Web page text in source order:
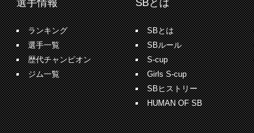
選手情報
ランキング
選手一覧
歴代チャンピオン
ジム一覧
SBとは
SBとは
SBルール
S-cup
Girls S-cup
SBヒストリー
HUMAN OF SB